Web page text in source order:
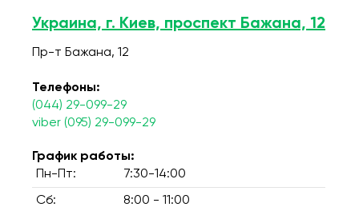
Украина, г. Киев, проспект Бажана, 12
Пр-т Бажана, 12
Телефоны:
(044) 29-099-29
viber (095) 29-099-29
График работы:
Пн-Пт:
7:30-14:00
Сб: 8:00 - 11:00